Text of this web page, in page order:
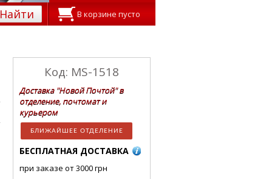
Найти В корзине пусто
Код: MS-1518
Доставка "Новой Почтой" в
отделение, почтомат и
курьером
БЛИЖАЙШЕЕ ОТДЕЛЕНИЕ
БЕСПЛАТНАЯ ДОСТАВКА
при заказе от 3000 грн